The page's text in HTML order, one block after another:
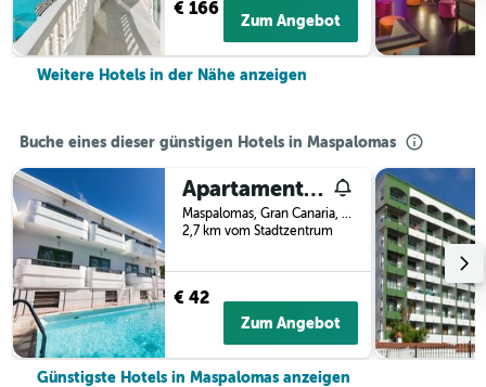
€ 166
Zum Angebot
Weitere Hotels in der Nähe anzeigen
Buche eines dieser günstigen Hotels in Maspalomas
Apartamentos Olympia
Maspalomas, Gran Canaria, Spanien
2,7 km vom Stadtzentrum
€ 42
Zum Angebot
Günstigste Hotels in Maspalomas anzeigen